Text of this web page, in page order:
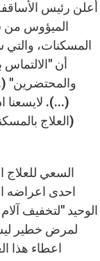
الميؤوس من
المسكنات،
أن
والمحتضرين"
(...). لايسعنا
(العلاج
احدى اعراضه
الوحيد "لتخفيف
لمرض خطير
اعطاء هذا